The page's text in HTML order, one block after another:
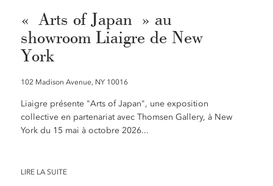
« Arts of Japan » au
showroom Liaigre de New
York
102 Madison Avenue, NY 10016
Liaigre présente "Arts of Japan", une exposition
collective en partenariat avec Thomsen Gallery, à New
York du 15 mai à octobre 2026...
LIRE LA SUITE